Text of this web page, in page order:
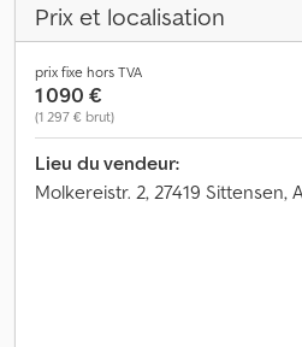
Prix et localisation
prix fixe hors TVA
1 090 €
(1 297 € brut)
Lieu du vendeur:
Molkereistr. 2, 27419 Sittensen,